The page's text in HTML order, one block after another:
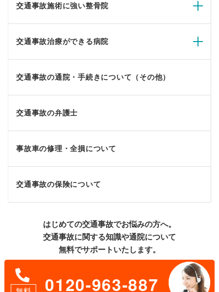
交通事故施術に強い整骨院
交通事故治療ができる病院
交通事故の通院・手続きについて（その他）
交通事故の弁護士
事故車の修理・全損について
交通事故の保険について
はじめての交通事故でお悩みの方へ。
交通事故に関する知識や通院について
無料でサポートいたします。
0120-963-887